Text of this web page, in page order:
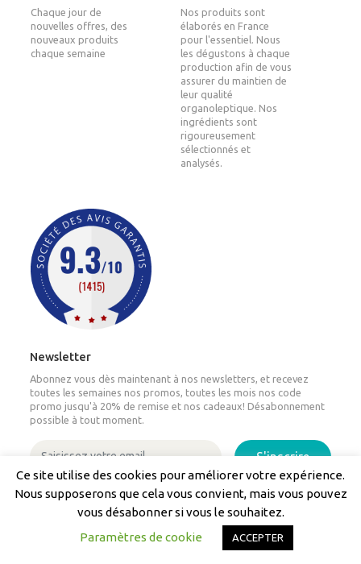
Chaque jour de
nouvelles offres, des
nouveaux produits
chaque semaine
Nos produits sont
élaborés en France
pour l'essentiel. Nous
les dégustons à chaque
production afin de vous
assurer du maintien de
leur qualité
organoleptique. Nos
ingrédients sont
rigoureusement
sélectionnés et
analysés.
Newsletter
Abonnez vous dès maintenant à nos newsletters, et recevez
toutes les semaines nos promos, toutes les mois nos code
promo jusqu'à 20% de remise et nos cadeaux! Désabonnement
possible à tout moment.
S'inscrire
Nos transporteurs partenaires
Ce site utilise des cookies pour améliorer votre expérience.
Nous supposerons que cela vous convient, mais vous pouvez
vous désabonner si vous le souhaitez.
Paramètres de cookie
ACCEPTER